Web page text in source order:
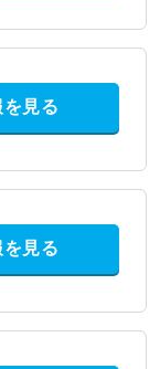
見る
見る